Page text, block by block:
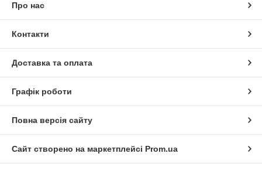
Про нас
Контакти
Доставка та оплата
Графік роботи
Повна версія сайту
Сайт створено на маркетплейсі Prom.ua